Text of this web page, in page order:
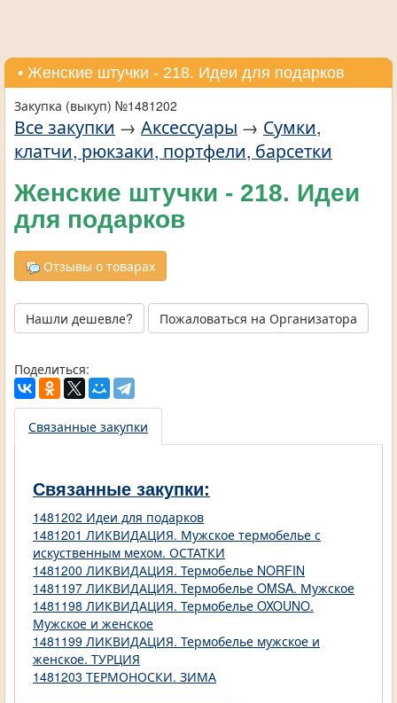
• Женские штучки - 218. Идеи для подарков
Закупка (выкуп) №1481202
Все закупки → Аксессуары → Сумки,
клатчи, рюкзаки, портфели, барсетки
Женские штучки - 218. Идеи
для подарков
Отзывы о товарах
Нашли дешевле? Пожаловаться на Организатора
Поделиться:
Связанные закупки
Связанные закупки:
1481202 Идеи для подарков
1481201 ЛИКВИДАЦИЯ. Мужское термобелье с
искуственным мехом. ОСТАТКИ
1481200 ЛИКВИДАЦИЯ. Термобелье NORFIN
1481197 ЛИКВИДАЦИЯ. Термобелье OMSA. Мужское
1481198 ЛИКВИДАЦИЯ. Термобелье OXOUNO.
Мужское и женское
1481199 ЛИКВИДАЦИЯ. Термобелье мужское и
женское. ТУРЦИЯ
1481203 ТЕРМОНОСКИ. ЗИМА